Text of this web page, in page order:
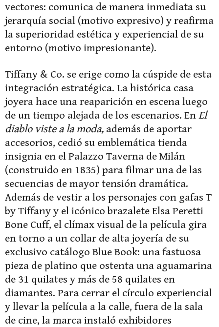
vectores: comunica de manera inmediata su
jerarquía social (motivo expresivo) y reafirma
la superioridad estética y experiencial de su
entorno (motivo impresionante).
Tiffany & Co. se erige como la cúspide de esta
integración estratégica. La histórica casa
joyera hace una reaparición en escena luego
de un tiempo alejada de los escenarios. En El
diablo viste a la moda, además de aportar
accesorios, cedió su emblemática tienda
insignia en el Palazzo Taverna de Milán
(construido en 1835) para filmar una de las
secuencias de mayor tensión dramática.
Además de vestir a los personajes con gafas T
by Tiffany y el icónico brazalete Elsa Peretti
Bone Cuff, el clímax visual de la película gira
en torno a un collar de alta joyería de su
exclusivo catálogo Blue Book: una fastuosa
pieza de platino que ostenta una aguamarina
de 31 quilates y más de 58 quilates en
diamantes. Para cerrar el círculo experiencial
y llevar la película a la calle, fuera de la sala
de cine, la marca instaló exhibidores